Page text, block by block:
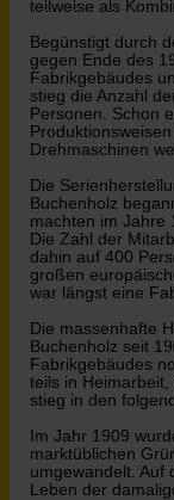
teilweise als
Begünstigt durch
gegen Ende des
Fabrikgebäudes
stieg die Anzahl
Personen. Schon
Drehmaschinen
Die
Buchenholz
machten im Jahre
Die Zahl der
dahin auf 400
großen
war längst eine
Die massenhafte
Buchenholz seit
Fabrikgebäudes
teils in
stieg in den
Im Jahr 1909
marktüblichen
umgewandelt. Auf
Leben der